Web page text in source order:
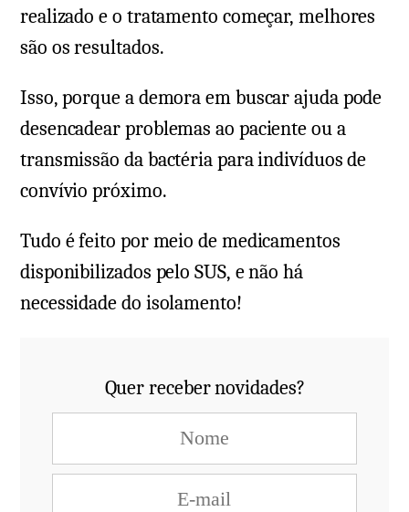
realizado e o tratamento começar, melhores
são os resultados.
Isso, porque a demora em buscar ajuda pode
desencadear problemas ao paciente ou a
transmissão da bactéria para indivíduos de
convívio próximo.
Tudo é feito por meio de medicamentos
disponibilizados pelo SUS, e não há
necessidade do isolamento!
Quer receber novidades?